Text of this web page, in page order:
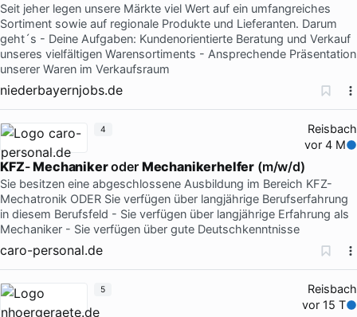
Seit jeher legen unsere Märkte viel Wert auf ein umfangreiches
Sortiment sowie auf regionale Produkte und Lieferanten. Darum
geht´s - Deine Aufgaben: Kundenorientierte Beratung und Verkauf
unseres vielfältigen Warensortiments - Ansprechende Präsentation
unserer Waren im Verkaufsraum
niederbayernjobs.de
Reisbach
vor 4 M
KFZ-Mechanikeroder Mechanikerhelfer (m/w/d)
Sie besitzen eine abgeschlossene Ausbildung im Bereich KFZ-
Mechatronik ODER Sie verfügen über langjährige Berufserfahrung
in diesem Berufsfeld - Sie verfügen über langjährige Erfahrung als
Mechaniker - Sie verfügen über gute Deutschkenntnisse
caro-personal.de
4
Reisbach
vor 15 T
5